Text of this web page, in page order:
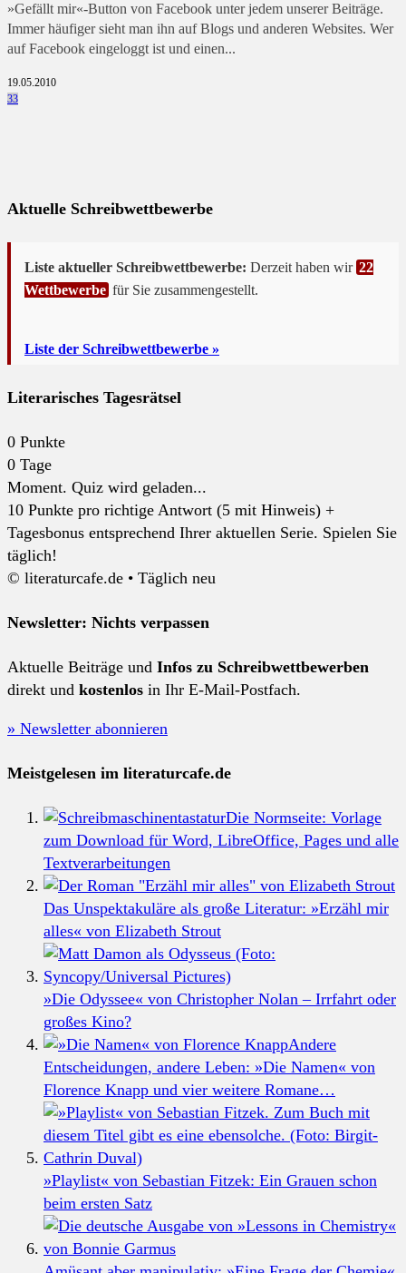
»Gefällt mir«-Button von Facebook unter jedem unserer Beiträge.
Immer häufiger sieht man ihn auf Blogs und anderen Websites. Wer
auf Facebook eingeloggt ist und einen...
19.05.2010
33
Aktuelle Schreibwettbewerbe
Liste aktueller Schreibwettbewerbe: Derzeit haben wir 22
Wettbewerbe für Sie zusammengestellt.
Liste der Schreibwettbewerbe »
Literarisches Tagesrätsel
0 Punkte
0 Tage
Moment. Quiz wird geladen...
10 Punkte pro richtige Antwort (5 mit Hinweis) +
Tagesbonus entsprechend Ihrer aktuellen Serie. Spielen Sie
täglich!
© literaturcafe.de • Täglich neu
Newsletter: Nichts verpassen
Aktuelle Beiträge und Infos zu Schreibwettbewerben
direkt und kostenlos in Ihr E-Mail-Postfach.
» Newsletter abonnieren
Meistgelesen im literaturcafe.de
Die Normseite: Vorlage
zum Download für Word, LibreOffice, Pages und alle
Textverarbeitungen
Das Unspektakuläre als große Literatur: »Erzähl mir
alles« von Elizabeth Strout
»Die Odyssee« von Christopher Nolan – Irrfahrt oder
großes Kino?
Andere
Entscheidungen, andere Leben: »Die Namen« von
Florence Knapp und vier weitere Romane…
»Playlist« von Sebastian Fitzek: Ein Grauen schon
beim ersten Satz